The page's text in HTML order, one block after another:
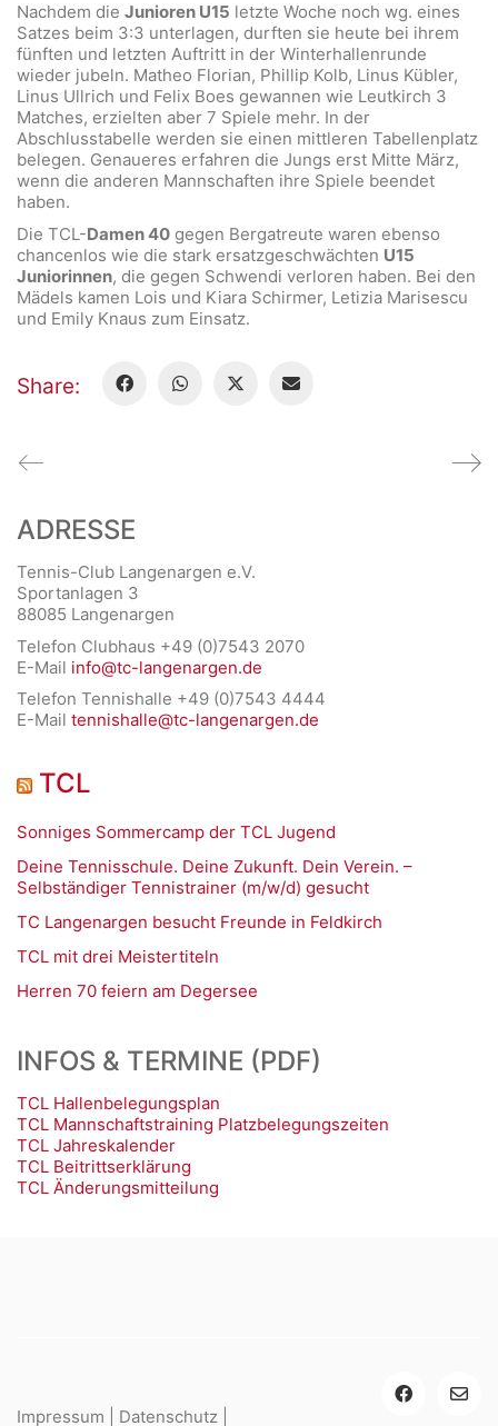
Nachdem die Junioren U15 letzte Woche noch wg. eines
Satzes beim 3:3 unterlagen, durften sie heute bei ihrem
fünften und letzten Auftritt in der Winterhallenrunde
wieder jubeln. Matheo Florian, Phillip Kolb, Linus Kübler,
Linus Ullrich und Felix Boes gewannen wie Leutkirch 3
Matches, erzielten aber 7 Spiele mehr. In der
Abschlusstabelle werden sie einen mittleren Tabellenplatz
belegen. Genaueres erfahren die Jungs erst Mitte März,
wenn die anderen Mannschaften ihre Spiele beendet
haben.
Die TCL-Damen 40 gegen Bergatreute waren ebenso
chancenlos wie die stark ersatzgeschwächten U15
Juniorinnen, die gegen Schwendi verloren haben. Bei den
Mädels kamen Lois und Kiara Schirmer, Letizia Marisescu
und Emily Knaus zum Einsatz.
Share:
ADRESSE
Tennis-Club Langenargen e.V.
Sportanlagen 3
88085 Langenargen
Telefon Clubhaus +49 (0)7543 2070
E-Mail info@tc-langenargen.de
Telefon Tennishalle +49 (0)7543 4444
E-Mail tennishalle@tc-langenargen.de
TCL
Sonniges Sommercamp der TCL Jugend
Deine Tennisschule. Deine Zukunft. Dein Verein. –
Selbständiger Tennistrainer (m/w/d) gesucht
TC Langenargen besucht Freunde in Feldkirch
TCL mit drei Meistertiteln
Herren 70 feiern am Degersee
INFOS & TERMINE (PDF)
TCL Hallenbelegungsplan
TCL Mannschaftstraining Platzbelegungszeiten
TCL Jahreskalender
TCL Beitrittserklärung
TCL Änderungsmitteilung
Impressum Datenschutz